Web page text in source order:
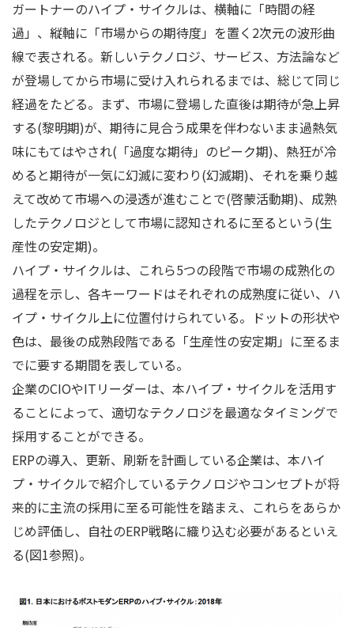
ガートナーのハイプ・サイクルは、横軸に「時間の経
過」、縦軸に「市場からの期待度」を置く2次元の波形曲
線で表される。新しいテクノロジ、サービス、方法論など
が登場してから市場に受け入れられるまでは、総じて同じ
経過をたどる。まず、市場に登場した直後は期待が急上昇
する(黎明期)が、期待に見合う成果を伴わないまま過熱気
味にもてはやされ(「過度な期待」のピーク期)、熱狂が冷
めると期待が一気に幻滅に変わり(幻滅期)、それを乗り越
えて改めて市場への浸透が進むことで(啓蒙活動期)、成熟
したテクノロジとして市場に認知されるに至るという(生
産性の安定期)。
ハイプ・サイクルは、これら5つの段階で市場の成熟化の
過程を示し、各キーワードはそれぞれの成熟度に従い、ハ
イプ・サイクル上に位置付けられている。ドットの形状や
色は、最後の成熟段階である「生産性の安定期」に至るま
でに要する期間を表している。
企業のCIOやITリーダーは、本ハイプ・サイクルを活用す
ることによって、適切なテクノロジを最適なタイミングで
採用することができる。
ERPの導入、更新、刷新を計画している企業は、本ハイ
プ・サイクルで紹介しているテクノロジやコンセプトが将
来的に主流の採用に至る可能性を踏まえ、これらをあらか
じめ評価し、自社のERP戦略に織り込む必要があるといえ
る(図1参照)。